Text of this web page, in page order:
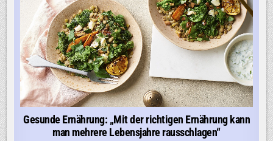
DER
KINDER“
Gesunde Ernährung: „Mit der richtigen Ernährung kann
man mehrere Lebensjahre rausschlagen“